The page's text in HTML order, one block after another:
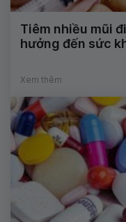
Tiêm nhiều mũi
hưởng đến sức
Xem thêm